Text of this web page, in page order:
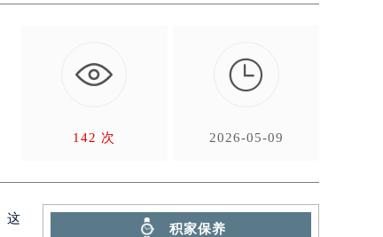
142 次

2026-05-09
这
积家保养